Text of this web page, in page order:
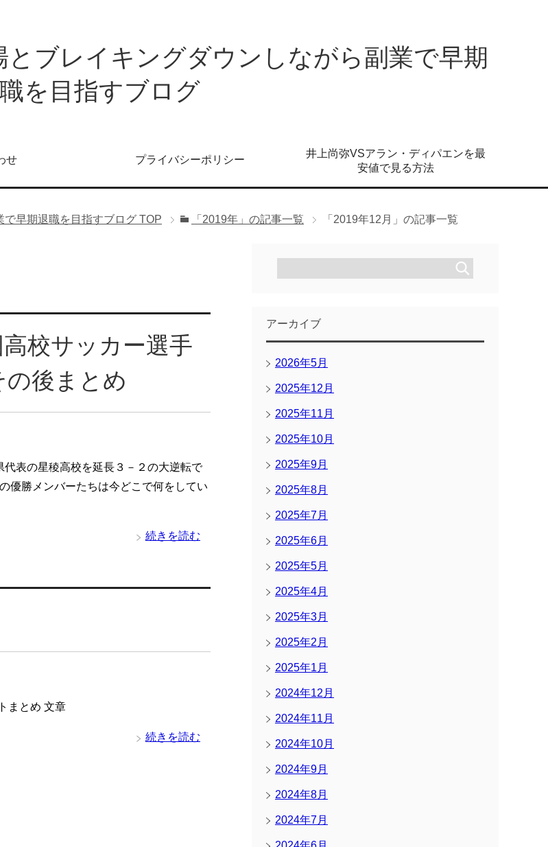
ブレイキングダウンしながら副業で早期
を目指すブログ
せ プライバシーポリシー
井上尚弥VSアラン・ディパエンを最
安値で見る方法
で早期退職を目指すブログ TOP 「2019年」の記事一覧 「2019年12月」の記事一覧
校サッカー選手
後まとめ
表の星稜高校を延長３－２の大逆転で
優勝メンバーたちは今どこで何をしてい
続きを読む
まとめ 文章
続きを読む
アーカイブ
2026年5月
2025年12月
2025年11月
2025年10月
2025年9月
2025年8月
2025年7月
2025年6月
2025年5月
2025年4月
2025年3月
2025年2月
2025年1月
2024年12月
2024年11月
2024年10月
2024年9月
2024年8月
2024年7月